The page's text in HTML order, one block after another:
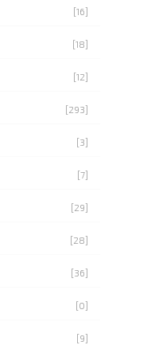
[16]
[18]
[12]
[293]
[3]
[7]
[29]
[28]
[36]
[0]
[9]